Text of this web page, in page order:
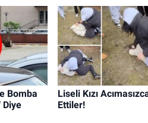
Bomba
Diye
Liseli Kızı
Ettiler!